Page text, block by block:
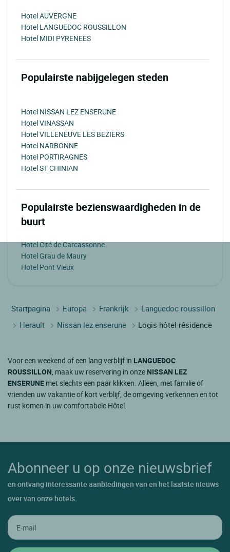
Hotel AUVERGNE
Hotel LANGUEDOC ROUSSILLON
Hotel MIDI PYRENEES
Populairste nabijgelegen steden
Hotel NISSAN LEZ ENSERUNE
Hotel VINASSAN
Hotel VILLENEUVE LES BEZIERS
Hotel NARBONNE
Hotel PORTIRAGNES
Hotel ST CHINIAN
Populairste bezienswaardigheden in de
buurt
Hotel Cité de Carcassonne
Hotel Grau de Maury
Hotel Pont Vieux
Startpagina Europa Frankrijk
Languedoc roussillon
Herault
Nissan lez enserune Logis hôtel résidence
Voor een weekend of een lang verblijf in LANGUEDOC
ROUSSILLON, maak uw reservering in onze NISSAN LEZ
ENSERUNE met slechts een paar klikken. Alleen, met familie of
vrienden uw vakantie of kort verblijf, de omgeving verkennen en tot
rust komen in uw comfortabele Hôtel.
Abonneer u op onze nieuwsbrief
en ontvang interessante aanbiedingen van en het laatste nieuws
over van onze hotels.